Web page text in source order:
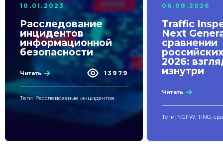
10.01.2023
Расследование
инцидентов
информационной
безопасности
Читать 13979
Теги: Расследование инцидентов
06.08.2026
Traffic
Next
сравнении
2026:
изнутри
Читать
Теги: NGFW, TING,